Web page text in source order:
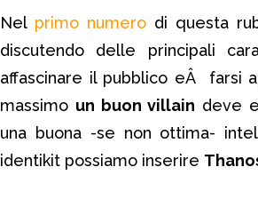
Nel primo numero di questa
discutendo delle principali
affascinare il pubblico eÂ farsi
massimo un buon villain deve
una buona -se non ottima-
identikit possiamo inserire